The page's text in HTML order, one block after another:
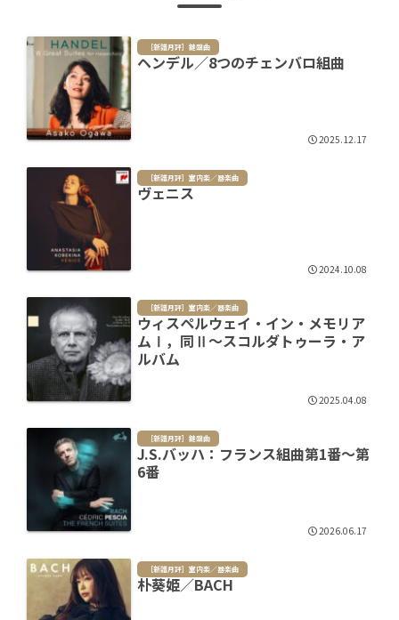
［新譜月評］鍵盤曲
ヘンデル／8つのチェンバロ組曲
2025.12.17
［新譜月評］室内楽／器楽曲
ヴェニス
2024.10.08
［新譜月評］室内楽／器楽曲
ウィスペルウェイ・イン・メモリア
ムⅠ，同Ⅱ～スコルダトゥーラ・ア
ルバム
2025.04.08
［新譜月評］鍵盤曲
J.S.バッハ：フランス組曲第1番～第
6番
2026.06.17
［新譜月評］室内楽／器楽曲
朴葵姫／BACH